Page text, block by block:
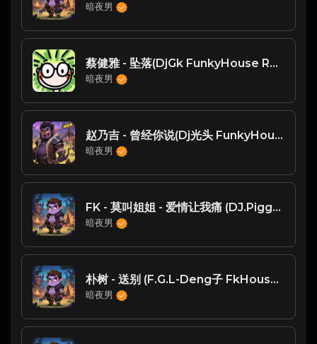
暗夜男
蔡健雅 - 坠落(DjGk FunkyHouse Rmx 2025) -
暗夜男
赵乃吉 - 曾经你说(Dj光头 FunkyHouse Rmx 2023)
暗夜男
FK - 莫叫姐姐 - 爱情让我痛 (DJ.Piggy小猪 Funky House Remix)
暗夜男
朴树 - 送别 (F.G.L-Deng子 FkHouse Mix)
暗夜男